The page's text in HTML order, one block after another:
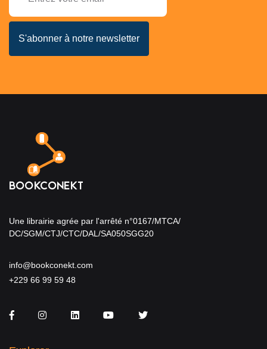
Une librairie agrée par l'arrêté n°0167/MTCA/
DC/SGM/CTJ/CTC/DAL/SA050SGG20
info@bookconekt.com
+229 66 99 59 48
FacebookInstagramLinkedInYou TubeTwitter